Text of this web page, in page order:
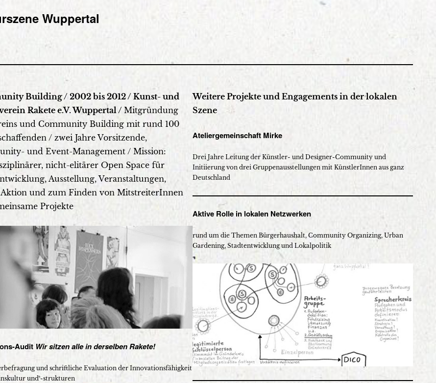
Wuppertal
Building / 2002 bis 2012 / Kunst- und
Rakete e.V. Wuppertal / Mitgründung
und Community Building mit rund 100
/ zwei Jahre Vorsitzende,
und Event-Management / Mission:
nicht-elitärer Open Space für
Ausstellung, Veranstaltungen,
Aktion und zum Finden von MitstreiterInnen
Projekte
Audit Wir sitzen alle in derselben Rakete!
und schriftliche Evaluation der Innovationsfähigkeit
und -strukturen
Weitere Projekte und Engagements in der lokalen
Szene
Ateliergemeinschaft Mirke
Drei Jahre Leitung der Künstler- und Designer-Community und
Initiierung von drei Gruppenausstellungen mit KünstlerInnen aus ganz
Deutschland
Aktive Rolle in lokalen Netzwerken
rund um die Themen Bürgerhaushalt, Community Organizing, Urban
Gardening, Stadtentwicklung und Lokalpolitik